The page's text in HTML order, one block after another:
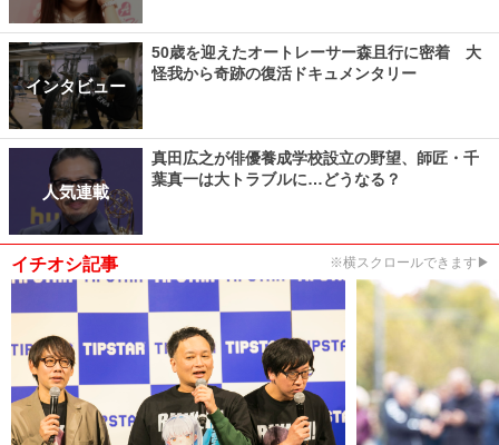
インタビュー
50歳を迎えたオートレーサー森且行に密着 大
怪我から奇跡の復活ドキュメンタリー
人気連載
真田広之が俳優養成学校設立の野望、師匠・千
葉真一は大トラブルに…どうなる？
イチオシ記事 ※横スクロールできます▶